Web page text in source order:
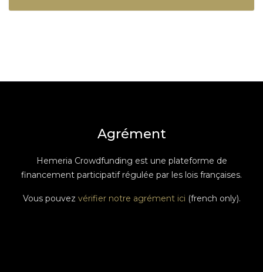
Agrément
Hemeria Crowdfunding est une plateforme de
financement participatif régulée par les lois françaises.
Vous pouvez vérifier notre agrément ici (french only).